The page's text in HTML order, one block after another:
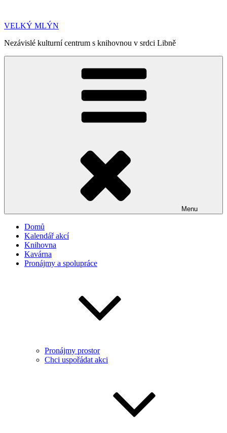
obsahu
VELKÝ MLÝN
Nezávislé kulturní centrum s knihovnou v srdci Libně
Menu
Domů
Kalendář akcí
Knihovna
Kavárna
Pronájmy a spolupráce
Pronájmy prostor
Chci uspořádat akci